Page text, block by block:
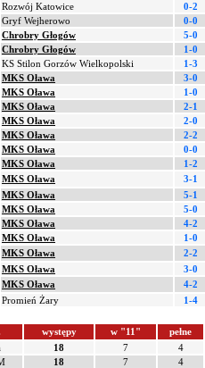
Rozwój Katowice
0-2
Gryf Wejherowo
0-0
Chrobry Głogów
5-0
Chrobry Głogów
1-0
KS Stilon Gorzów Wielkopolski
1-3
MKS Oława
3-0
MKS Oława
1-0
MKS Oława
2-1
MKS Oława
2-0
MKS Oława
2-2
MKS Oława
0-0
MKS Oława
1-2
MKS Oława
3-1
MKS Oława
5-1
MKS Oława
5-0
MKS Oława
4-2
MKS Oława
1-0
MKS Oława
2-2
MKS Oława
3-0
MKS Oława
4-2
Promień Żary 1-4
występy w "11"
pełne
18 7
4
18 7
4